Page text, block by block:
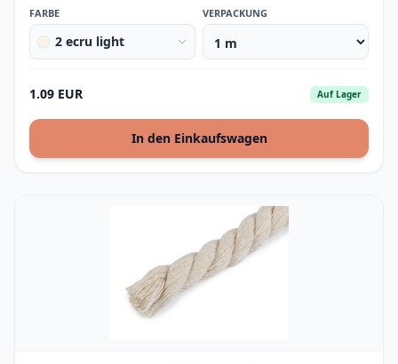
FARBE
2 ecru light
VERPACKUNG
1.09 EUR Auf Lager
In den Einkaufswagen